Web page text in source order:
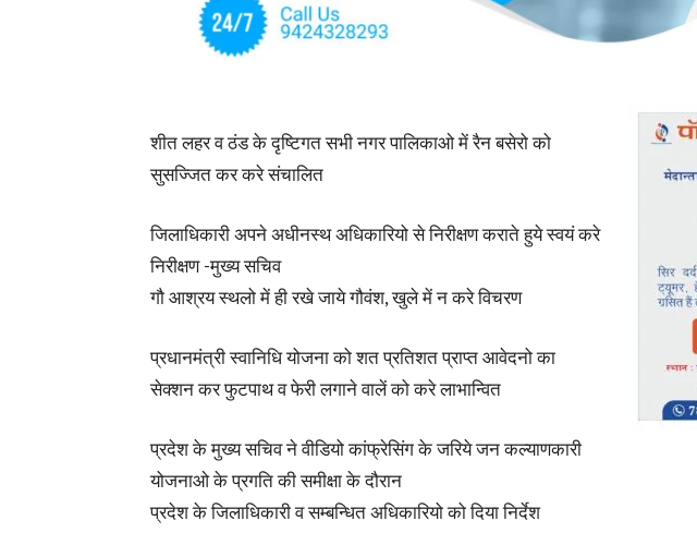
शीत लहर व ठंड के दृष्टिगत सभी नगर पालिकाओ में रैन बसेरो को
सुसज्जित कर करे संचालित
जिलाधिकारी अपने अधीनस्थ अधिकारियो से निरीक्षण कराते हुये स्वयं करे
निरीक्षण -मुख्य सचिव
गौ आश्रय स्थलो में ही रखे जाये गौवंश, खुले में न करे विचरण
प्रधानमंत्री स्वानिधि योजना को शत प्रतिशत प्राप्त आवेदनो का
सेक्शन कर फुटपाथ व फेरी लगाने वालें को करे लाभान्वित
प्रदेश के मुख्य सचिव ने वीडियो कांफ्रेसिंग के जरिये जन कल्याणकारी
योजनाओ के प्रगति की समीक्षा के दौरान
प्रदेश के जिलाधिकारी व सम्बन्धित अधिकारियो को दिया निर्देश